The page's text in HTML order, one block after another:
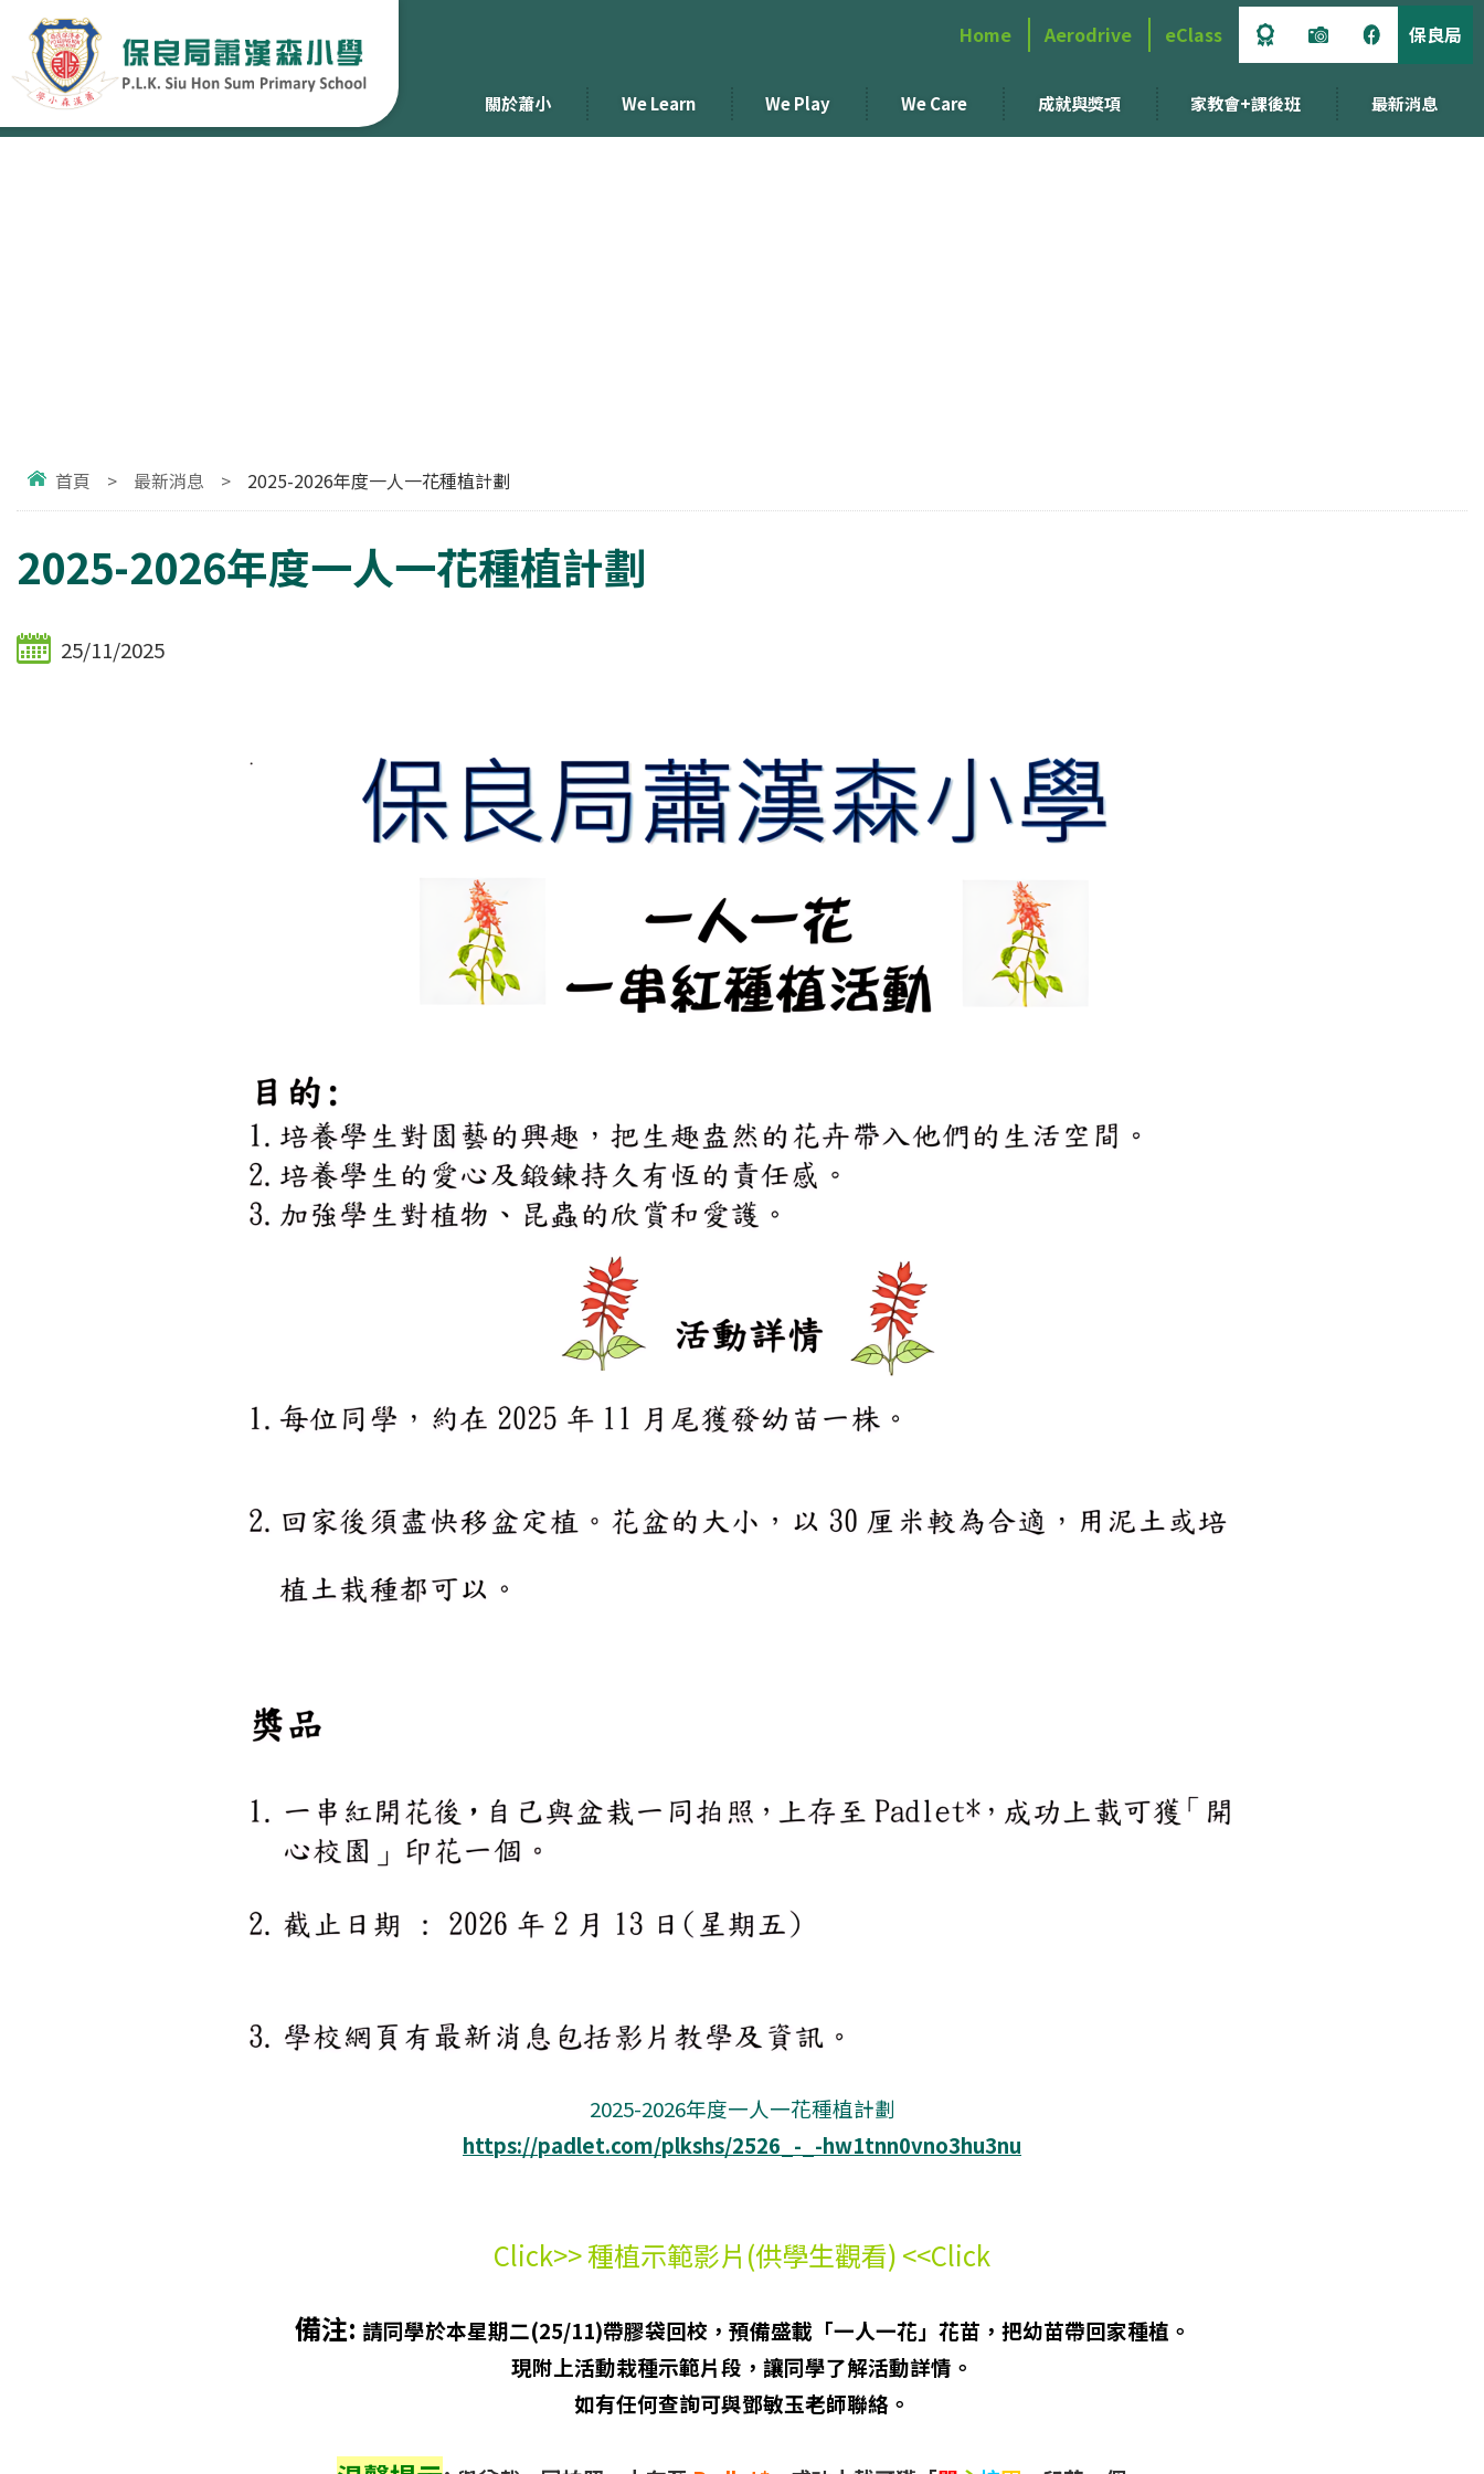
Home Aerodrive eClass 保良局
關於蕭小 We Learn We Play We Care 成就與獎項 家教會+課後班 最新消息
首頁 > 最新消息 > 2025-2026年度一人一花種植計劃
2025-2026年度一人一花種植計劃
25/11/2025
2025-2026年度一人一花種植計劃
https://padlet.com/plkshs/2526_-_-hw1tnn0vno3hu3nu
Click>> 種植示範影片(供學生觀看) <<Click
備注: 請同學於本星期二(25/11)帶膠袋回校，預備盛載「一人一花」花苗，把幼苗帶回家種植。
現附上活動栽種示範片段，讓同學了解活動詳情。
如有任何查詢可與鄧敏玉老師聯絡。